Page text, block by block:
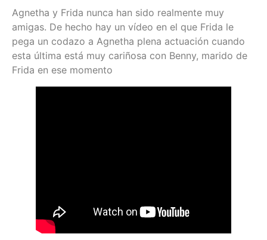
Agnetha y Frida nunca han sido realmente muy
amigas. De hecho hay un vídeo en el que Frida le
pega un codazo a Agnetha plena actuación cuando
esta última está muy cariñosa con Benny, marido de
Frida en ese momento